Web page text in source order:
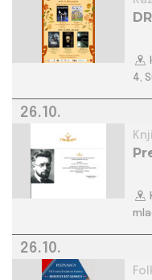
4,
26.10.
26.10.